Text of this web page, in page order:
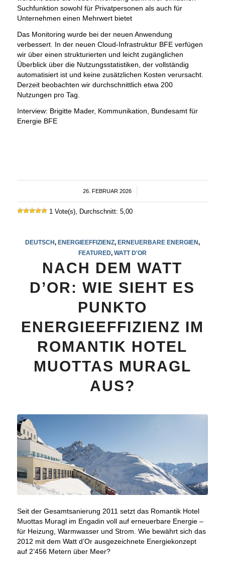
Suchfunktion sowohl für Privatpersonen als auch für
Unternehmen einen Mehrwert bietet
Das Monitoring wurde bei der neuen Anwendung
verbessert. In der neuen Cloud-Infrastruktur BFE verfügen
wir über einen strukturierten und leicht zugänglichen
Überblick über die Nutzungsstatistiken, der vollständig
automatisiert ist und keine zusätzlichen Kosten verursacht.
Derzeit beobachten wir durchschnittlich etwa 200
Nutzungen pro Tag.
Interview: Brigitte Mader, Kommunikation, Bundesamt für
Energie BFE
26. FEBRUAR 2026
/
1 Vote(s), Durchschnitt: 5,00
DEUTSCH, ENERGIEEFFIZIENZ, ERNEUERBARE ENERGIEN,
FEATURED, WATT D'OR
NACH DEM WATT
D’OR: WIE SIEHT ES
PUNKTO
ENERGIEEFFIZIENZ IM
ROMANTIK HOTEL
MUOTTAS MURAGL
AUS?
Seit der Gesamtsanierung 2011 setzt das Romantik Hotel
Muottas Muragl im Engadin voll auf erneuerbare Energie –
für Heizung, Warmwasser und Strom. Wie bewährt sich das
2012 mit dem Watt d’Or ausgezeichnete Energiekonzept
auf 2’456 Metern über Meer?